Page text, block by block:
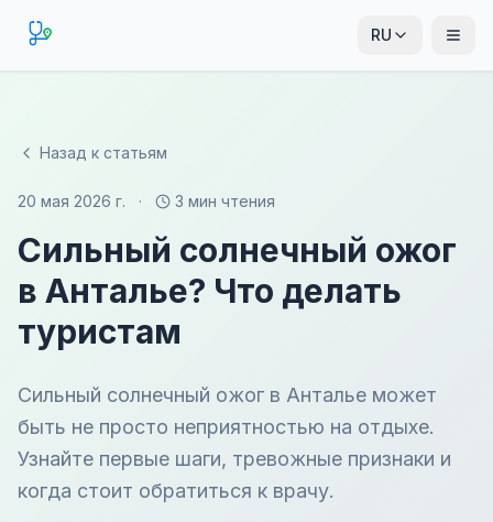
RU
Назад к статьям
20 мая 2026 г. · 3 мин чтения
Сильный солнечный ожог
в Анталье? Что делать
туристам
Сильный солнечный ожог в Анталье может
быть не просто неприятностью на отдыхе.
Узнайте первые шаги, тревожные признаки и
когда стоит обратиться к врачу.